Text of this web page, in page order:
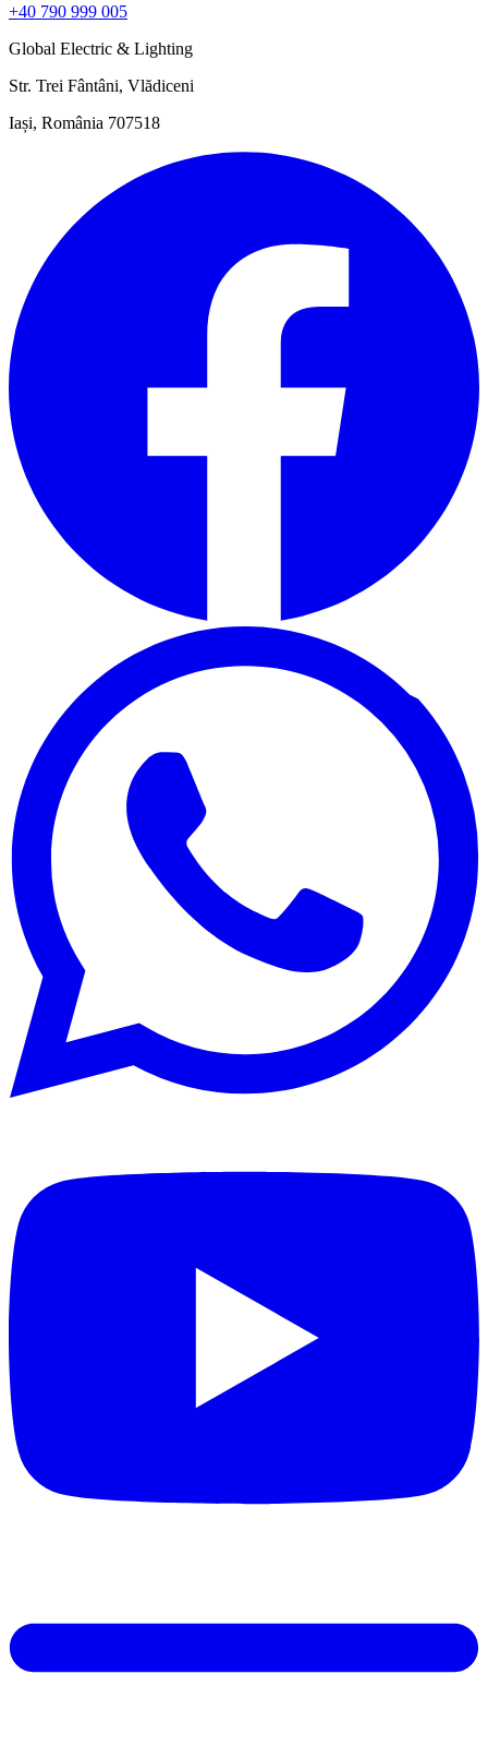
+40 790 999 005
Global Electric & Lighting
Str. Trei Fântâni, Vlădiceni
Iași, România 707518